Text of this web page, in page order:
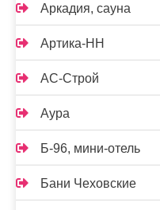
Аркадия, сауна
Артика-НН
АС-Строй
Аура
Б-96, мини-отель
Бани Чеховские